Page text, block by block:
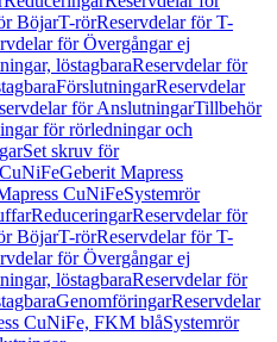
BöjarT-rörReservdelar för T-
för Övergångar ej
löstagbaraReservdelar för
FörslutningarReservdelar
för AnslutningarTillbehör
för rörledningar och
Set skruv för
Geberit Mapress
CuNiFeSystemrör
ReduceringarReservdelar för
BöjarT-rörReservdelar för T-
för Övergångar ej
löstagbaraReservdelar för
GenomföringarReservdelar
CuNiFe, FKM blåSystemrör